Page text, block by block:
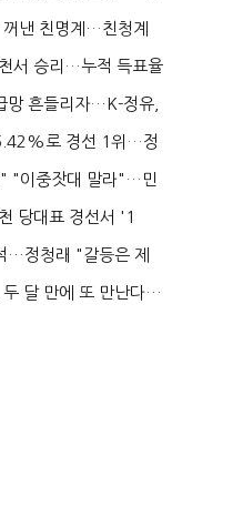
사...
낸 친명계…친청계
...
서 승리…누적 득표율
망 흔들리자…K-정유,
로 경선 1위…정
"이중잣대 말라"…민
다...
당대표 경선서 '1
…정청래 "갈등은 제
달 만에 또 만난다…